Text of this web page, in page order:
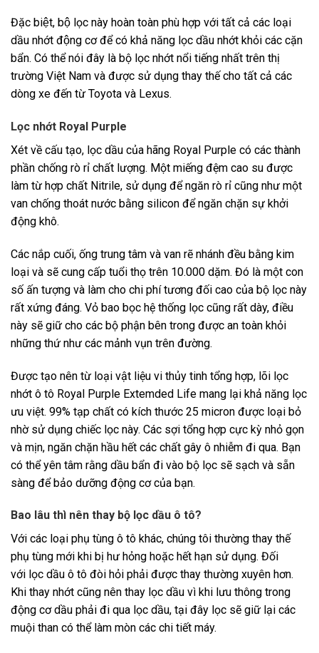
Đặc biệt, bộ lọc này hoàn toàn phù hợp với tất cả các loại
dầu nhớt động cơ để có khả năng lọc dầu nhớt khỏi các cặn
bẩn. Có thể nói đây là bộ lọc nhớt nổi tiếng nhất trên thị
trường Việt Nam và được sử dụng thay thế cho tất cả các
dòng xe đến từ Toyota và Lexus.
Lọc nhớt Royal Purple
Xét về cấu tạo, lọc dầu của hãng Royal Purple có các thành
phần chống rò rỉ chất lượng. Một miếng đệm cao su được
làm từ hợp chất Nitrile, sử dụng để ngăn rò rỉ cũng như một
van chống thoát nước bằng silicon để ngăn chặn sự khởi
động khô.
Các nắp cuối, ống trung tâm và van rẽ nhánh đều bằng kim
loại và sẽ cung cấp tuổi thọ trên 10.000 dặm. Đó là một con
số ấn tượng và làm cho chi phí tương đối cao của bộ lọc này
rất xứng đáng. Vỏ bao bọc hệ thống lọc cũng rất dày, điều
này sẽ giữ cho các bộ phận bên trong được an toàn khỏi
những thứ như các mảnh vụn trên đường.
Được tạo nên từ loại vật liệu vi thủy tinh tổng hợp, lõi lọc
nhớt ô tô Royal Purple Extemded Life mang lại khả năng lọc
ưu việt. 99% tạp chất có kích thước 25 micron được loại bỏ
nhờ sử dụng chiếc lọc này. Các sợi tổng hợp cực kỳ nhỏ gọn
và mịn, ngăn chặn hầu hết các chất gây ô nhiễm đi qua. Bạn
có thể yên tâm rằng dầu bẩn đi vào bộ lọc sẽ sạch và sẵn
sàng để bảo dưỡng động cơ của bạn.
Bao lâu thì nên thay bộ lọc dầu ô tô?
Với các loại phụ tùng ô tô khác, chúng tôi thường thay thế
phụ tùng mới khi bị hư hỏng hoặc hết hạn sử dụng. Đối
với lọc dầu ô tô đòi hỏi phải được thay thường xuyên hơn.
Khi thay nhớt cũng nên thay lọc dầu vì khi lưu thông trong
động cơ dầu phải đi qua lọc dầu, tại đây lọc sẽ giữ lại các
muội than có thể làm mòn các chi tiết máy.